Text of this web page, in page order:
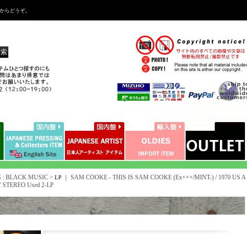
らどうぞ。
: BLACK MUSIC > LP
SAM COOKE - THIS IS SAM COOKE (Ex+++/MINT-) / 1970 US A
Used 2-LP